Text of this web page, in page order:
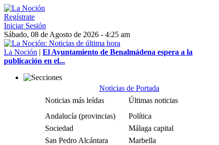
Regístrate
Iniciar Sesión
Sábado, 08 de Agosto de 2026 - 4:25 am
La Noción | El Ayuntamiento de Benalmádena espera a la
publicación en el...
Noticias de Portada
Noticias más leídas
Últimas noticias
Andalucía (provincias)
Política
Sociedad
Málaga capital
San Pedro Alcántara
Marbella